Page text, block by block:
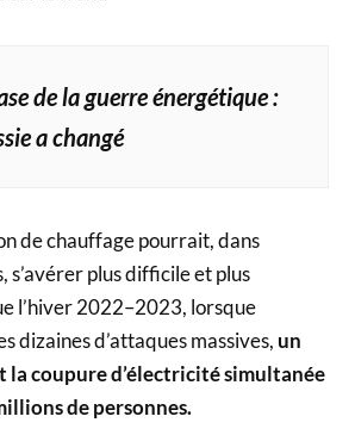
de la guerre énergétique :
a changé
de chauffage pourrait, dans
s’avérer plus difficile et plus
l’hiver 2022–2023, lorsque
dizaines d’attaques massives, un
coupure d’électricité simultanée
de personnes.